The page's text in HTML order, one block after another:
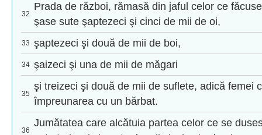
32
Prada de război, rămasă din jaful celor ce
şase sute şaptezeci şi cinci de mii de oi,
33 şaptezeci şi două de mii de boi,
34 şaizeci şi una de mii de măgari
35
şi treizeci şi două de mii de suflete, adică femei
împreunarea cu un bărbat.
36
Jumătatea care alcătuia partea celor ce se